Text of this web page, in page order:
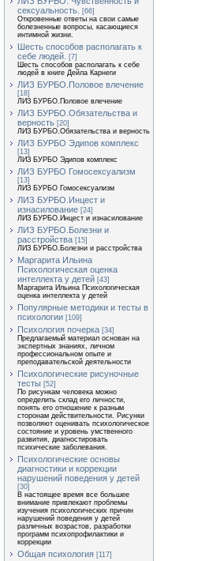
сексуальность.
[66]
Откровенные ответы на свои самые
болезненные вопросы, касающиеся
интимной жизни.
Шесть способов располагать к
себе людей.
[7]
Шесть способов располагать к себе
людей в книге Дейла Карнеги
ЛИЗ БУРБО.Половое влечение
[18]
ЛИЗ БУРБО.Половое влечение
ЛИЗ БУРБО.Обязательства и
верность [20]
ЛИЗ БУРБО.Обязательства и верность
ЛИЗ БУРБО Эдипов комплекс
[13]
ЛИЗ БУРБО Эдипов комплекс
ЛИЗ БУРБО Гомосексуализм
[13]
ЛИЗ БУРБО Гомосексуализм
ЛИЗ БУРБО.Инцест и
изнасилование [24]
ЛИЗ БУРБО.Инцест и изнасилование
ЛИЗ БУРБО.Болезни и
расстройства [15]
ЛИЗ БУРБО.Болезни и расстройства
Маргарита Ильина
Психологическая оценка
интеллекта у детей [43]
Маргарита Ильина Психологическая
оценка интеллекта у детей
Популярные методики и тесты в
психологии [109]
Психология почерка [34]
Предлагаемый материал основан на
экспертных знаниях, личном
профессиональном опыте и
преподавательской деятельности
Психологические рисуночные
тесты [52]
По рисункам человека можно
определить склад его личности,
понять его отношение к разным
сторонам действительности. Рисунки
позволяют оценивать психологическое
состояние и уровень умственного
развития, диагностировать
психические заболевания.
Психологические основы
диагностики и коррекции
нарушений поведения у детей
[30]
В настоящее время все большее
внимание привлекают проблемы
изучения психологических причин
нарушений поведения у детей
различных возрастов, разработки
программ психопрофилактики и
коррекции
Общая психология [117]